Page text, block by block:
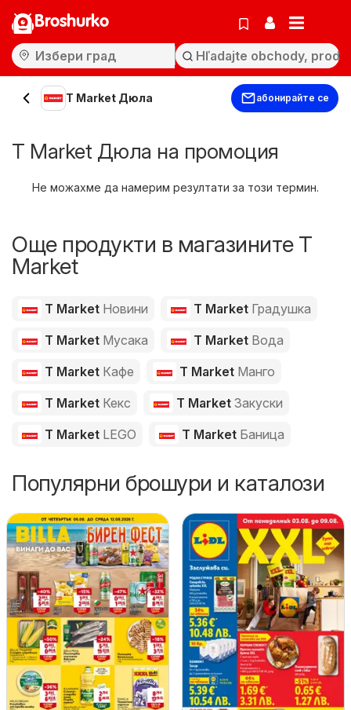
Broshurko
T Market Дюла абонирайте се
T Market Дюла на промоция
Не можахме да намерим резултати за този термин.
Още продукти в магазините T
Market
T Market Новини T Market Градушка
T Market Мусака T Market Вода
T Market Кафе T Market Манго
T Market Кекс T Market Закуски
T Market LEGO T Market Баница
Популярни брошури и каталози